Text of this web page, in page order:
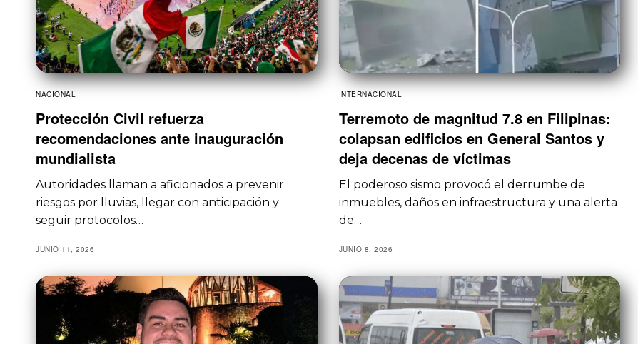
NACIONAL
Protección Civil refuerza
recomendaciones ante inauguración
mundialista
Autoridades llaman a aficionados a prevenir
riesgos por lluvias, llegar con anticipación y
seguir protocolos…
JUNIO 11, 2026
INTERNACIONAL
Terremoto de magnitud 7.8 en Filipinas:
colapsan edificios en General Santos y
deja decenas de víctimas
El poderoso sismo provocó el derrumbe de
inmuebles, daños en infraestructura y una alerta
de…
JUNIO 8, 2026